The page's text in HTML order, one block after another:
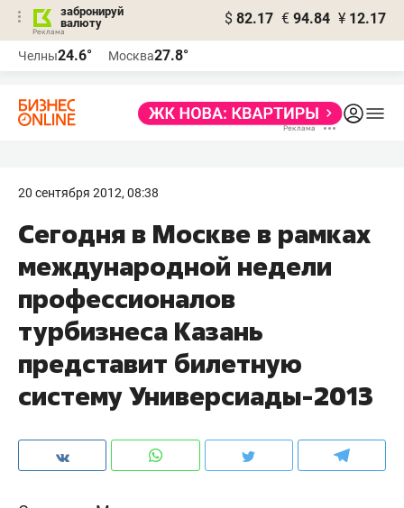
забронируй
валюту
$ 82.17 € 94.84 ¥ 12.17
Челны24.6° Москва27.8°
20 сентября 2012, 08:38
Сегодня в Москве в рамках
международной недели
профессионалов
турбизнеса Казань
представит билетную
систему Универсиады-2013